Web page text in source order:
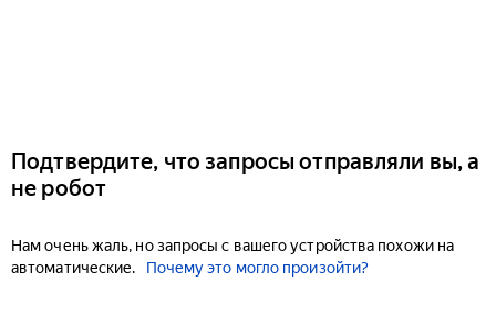
Подтвердите, что запросы отправляли вы, а
не робот
Нам очень жаль, но запросы с вашего устройства похожи на
автоматические.
Почему это могло произойти?